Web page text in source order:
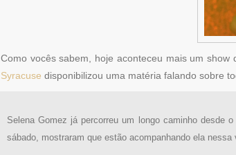
Como vocês sabem, hoje aconteceu mais um show
Syracuse disponibilizou uma matéria falando sobre
Selena Gomez já percorreu um longo caminho desde
sábado, mostraram que estão acompanhando ela nessa